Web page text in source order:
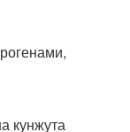
кунжута